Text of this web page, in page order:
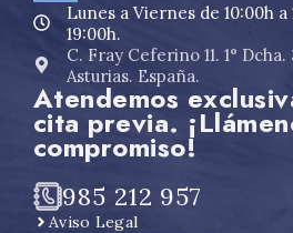
Lunes a Viernes de 10:00h a
19:00h.
C. Fray Ceferino 11. 1°
Asturias. España.
Atendemos
cita previa.
compromiso!
985 212 957
Aviso Legal